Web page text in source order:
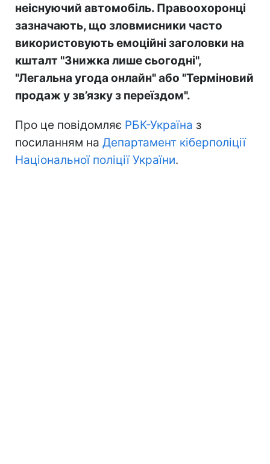
неіснуючий автомобіль. Правоохоронці
зазначають, що зловмисники часто
використовують емоційні заголовки на
кшталт "Знижка лише сьогодні",
"Легальна угода онлайн" або "Терміновий
продаж у зв’язку з переїздом".
Про це повідомляє РБК-Україна з
посиланням на Департамент кіберполіції
Національної поліції України.